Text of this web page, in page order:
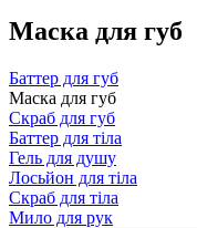
Маска для губ
Баттер для губ
Маска для губ
Скраб для губ
Баттер для тіла
Гель для душу
Лосьйон для тіла
Скраб для тіла
Мило для рук